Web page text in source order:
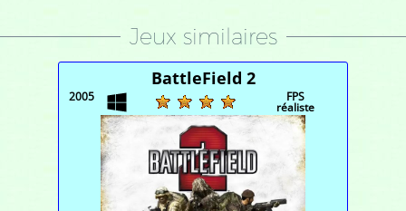
Jeux similaires
BattleField 2
2005 FPS
réaliste